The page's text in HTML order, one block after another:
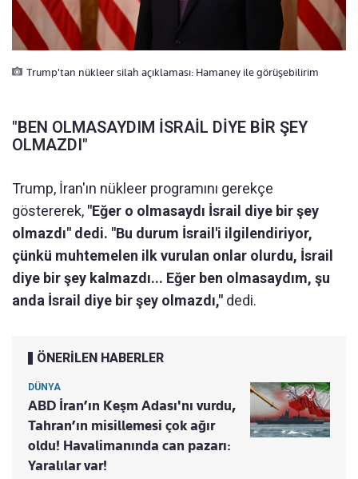
Trump'tan nükleer silah açıklaması: Hamaney ile görüşebilirim
"BEN OLMASAYDIM İSRAİL DİYE BİR ŞEY
OLMAZDI"
Trump, İran'ın nükleer programını gerekçe
göstererek, "Eğer o olmasaydı İsrail diye bir şey
olmazdı" dedi. "Bu durum İsrail'i ilgilendiriyor,
çünkü muhtemelen ilk vurulan onlar olurdu, İsrail
diye bir şey kalmazdı... Eğer ben olmasaydım, şu
anda İsrail diye bir şey olmazdı," dedi.
ÖNERİLEN HABERLER
DÜNYA
ABD İran’ın Keşm Adası'nı vurdu,
Tahran’ın misillemesi çok ağır
oldu! Havalimanında can pazarı:
Yaralılar var!